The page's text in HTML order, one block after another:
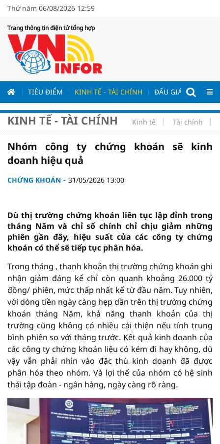
Thứ năm 06/08/2026 12:59
Trang thông tin điện tử tổng hợp
TIÊU ĐIỂM KINH TẾ - TÀI CHÍNH ĐẤU GIÁ - ĐẤU
KINH TẾ - TÀI CHÍNH Kinh tế Tài chính
Nhóm công ty chứng khoán sẽ kinh
doanh hiệu quả
CHỨNG KHOÁN 31/05/2026 13:00
Dù thị trường chứng khoán liên tục lập đỉnh trong
tháng Năm và chỉ số chính chỉ chịu giảm những
phiên gần đây, hiệu suất của các công ty chứng
khoán có thể sẽ tiếp tục phân hóa.
Trong tháng , thanh khoản thị trường chứng khoán ghi
nhận giảm đáng kể chỉ còn quanh khoảng 26.000 tỷ
đồng/ phiên, mức thấp nhất kể từ đầu năm. Tuy nhiên,
với dòng tiền ngày càng hẹp dần trên thị trường chứng
khoán tháng Năm, khả năng thanh khoản của thị
trường cũng không có nhiều cải thiện nếu tính trung
bình phiên so với tháng trước. Kết quả kinh doanh của
các công ty chứng khoán liệu có kém đi hay không, dù
vậy vẫn phải nhìn vào đặc thù kinh doanh đã được
phân hóa theo nhóm. Và lợi thế của nhóm có hệ sinh
thái tập đoàn - ngân hàng, ngày càng rõ ràng.